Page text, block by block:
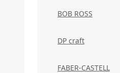
BOB ROSS
DP craft
FABER-CASTELL